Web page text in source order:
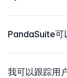
PandaSuite可
我可以跟踪用